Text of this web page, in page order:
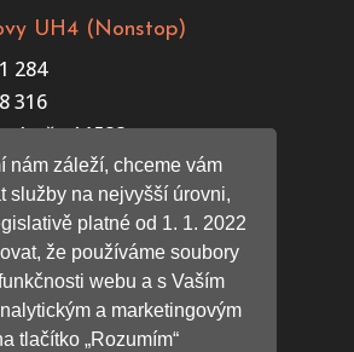
UH4 (Nonstop)
284
316
1533
UH5 (Nonstop)
286
326
1535
nám záleží, chceme vám
služby na nejvyšší úrovni,
platné od 1. 1. 2022
že používáme soubory
webu a s Vaším
a marketingovým
tlačítko „Rozumím“